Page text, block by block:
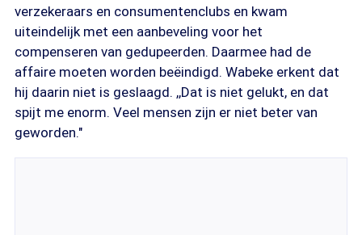
verzekeraars en consumentenclubs en kwam
uiteindelijk met een aanbeveling voor het
compenseren van gedupeerden. Daarmee had de
affaire moeten worden beëindigd. Wabeke erkent dat
hij daarin niet is geslaagd. ,,Dat is niet gelukt, en dat
spijt me enorm. Veel mensen zijn er niet beter van
geworden."